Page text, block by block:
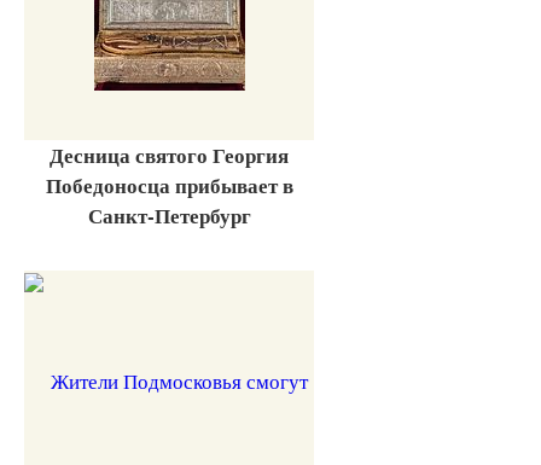
Десница святого Георгия
Победоносца прибывает в
Санкт-Петербург